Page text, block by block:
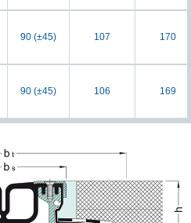
90 (±45) 107 170
90 (±45) 106 169